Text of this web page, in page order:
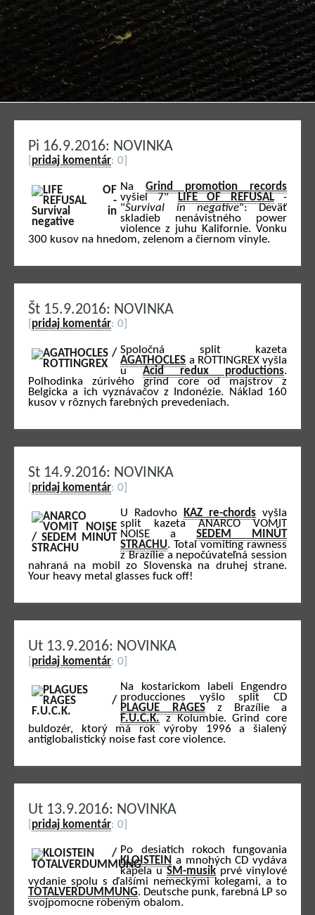
Pi 16.9.2016: NOVINKA
pridaj komentár: 0]
NaGrind promotion records
vyšiel 7"LIFE OF REFUSAL-
"Survival in negative": Deväť
skladieb nenávistného power
violence z juhu Kalifornie. Vonku
300 kusov na hnedom, zelenom a čiernom vinyle.
Št 15.9.2016: NOVINKA
pridaj komentár: 0]
Spoločná split kazeta
AGATHOCLES a ROTTINGREX vyšla
uAcid redux productions.
Polhodinka zúrivého grind core od majstrov z
Belgicka a ich vyznávačov z Indonézie. Náklad 160
kusov v rôznych farebných prevedeniach.
St 14.9.2016: NOVINKA
pridaj komentár: 0]
U Radovho KAZ re-chords vyšla
split kazeta ANARCO VOMIT
NOISE aSEDEM MINÚT
STRACHU. Total vomiting rawness
z Brazílie a nepočúvateľná session
nahraná na mobil zo Slovenska na druhej strane.
Your heavy metal glasses fuck off!
Ut 13.9.2016: NOVINKA
pridaj komentár: 0]
Na kostarickom labeli Engendro
producciones vyšlo split CD
PLAGUE RAGESz Brazílie a
F.U.C.K.z Kolumbie. Grind core
buldozér, ktorý má rok výroby 1996 a šialený
antiglobalistický noise fast core violence.
Ut 13.9.2016: NOVINKA
pridaj komentár: 0]
Po desiatich rokoch fungovania
KLOISTEIN a mnohých CD vydáva
kapela uSM-musik prvé vinylové
vydanie spolu s ďalšími nemeckými kolegami, a to
TOTALVERDUMMUNG. Deutsche punk, farebná LP so
svojpomocne robeným obalom.